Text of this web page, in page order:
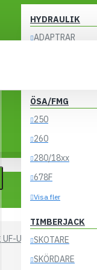
HYDRAULIK
ADAPTRAR
ÖSA/FMG
250
260
280/18xx
678F
Visa fler
TIMBERJACK
SKOTARE
SKÖRDARE
UF